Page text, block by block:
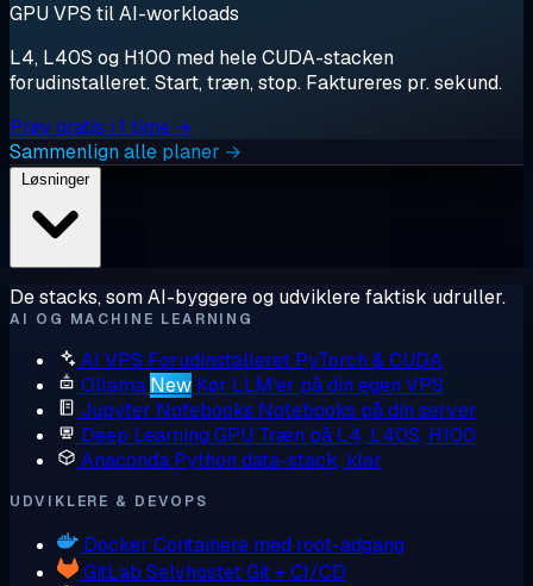
GPU VPS til AI-workloads
L4, L40S og H100 med hele CUDA-stacken
forudinstalleret. Start, træn, stop. Faktureres pr. sekund.
Prøv gratis i 1 time →
Sammenlign alle planer →
Løsninger
De stacks, som AI-byggere og udviklere faktisk udruller.
AI OG MACHINE LEARNING
AI VPS Forudinstalleret PyTorch & CUDA
Ollama New Kør LLM'er på din egen VPS
Jupyter Notebooks Notebooks på din server
Deep Learning GPU Træn på L4, L40S, H100
Anaconda Python data-stack, klar
UDVIKLERE & DEVOPS
Docker Containere med root-adgang
GitLab Selvhostet Git + CI/CD